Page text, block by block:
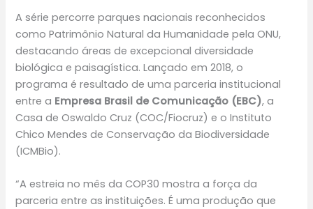
A série percorre parques nacionais reconhecidos
como Patrimônio Natural da Humanidade pela ONU,
destacando áreas de excepcional diversidade
biológica e paisagística. Lançado em 2018, o
programa é resultado de uma parceria institucional
entre a Empresa Brasil de Comunicação (EBC), a
Casa de Oswaldo Cruz (COC/Fiocruz) e o Instituto
Chico Mendes de Conservação da Biodiversidade
(ICMBio).
“A estreia no mês da COP30 mostra a força da
parceria entre as instituições. É uma produção que